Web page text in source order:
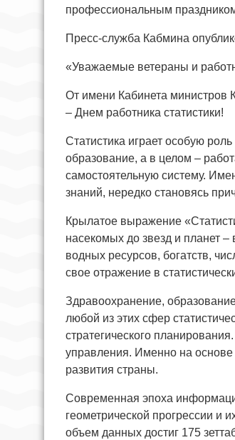
профессиональным
Пресс-служба Кабмина
«Уважаемые ветераны и
От имени Кабинета министров
– Днем работника статистики!
Статистика играет особую
образование, а в целом –
самостоятельную систему.
знаний, нередко становясь
Крылатое выражение
насекомых до звезд и планет
водных ресурсов, богатств,
свое отражение в
Здравоохранение,
любой из этих сфер
стратегического
управления. Именно на основе
развития страны.
Современная эпоха
геометрической прогрессии и
объем данных достиг 175